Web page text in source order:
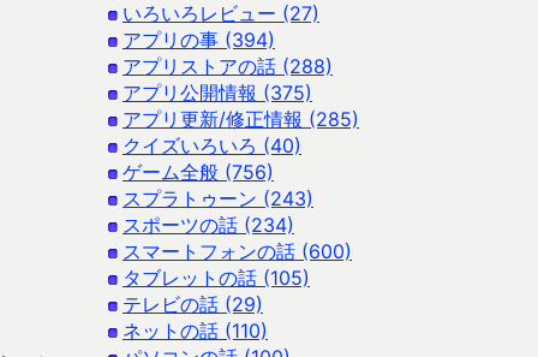
いろいろレビュー (27)
アプリの事 (394)
アプリストアの話 (288)
アプリ公開情報 (375)
アプリ更新/修正情報 (285)
クイズいろいろ (40)
ゲーム全般 (756)
スプラトゥーン (243)
スポーツの話 (234)
スマートフォンの話 (600)
タブレットの話 (105)
テレビの話 (29)
ネットの話 (110)